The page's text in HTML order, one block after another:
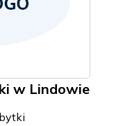
w Lindowie